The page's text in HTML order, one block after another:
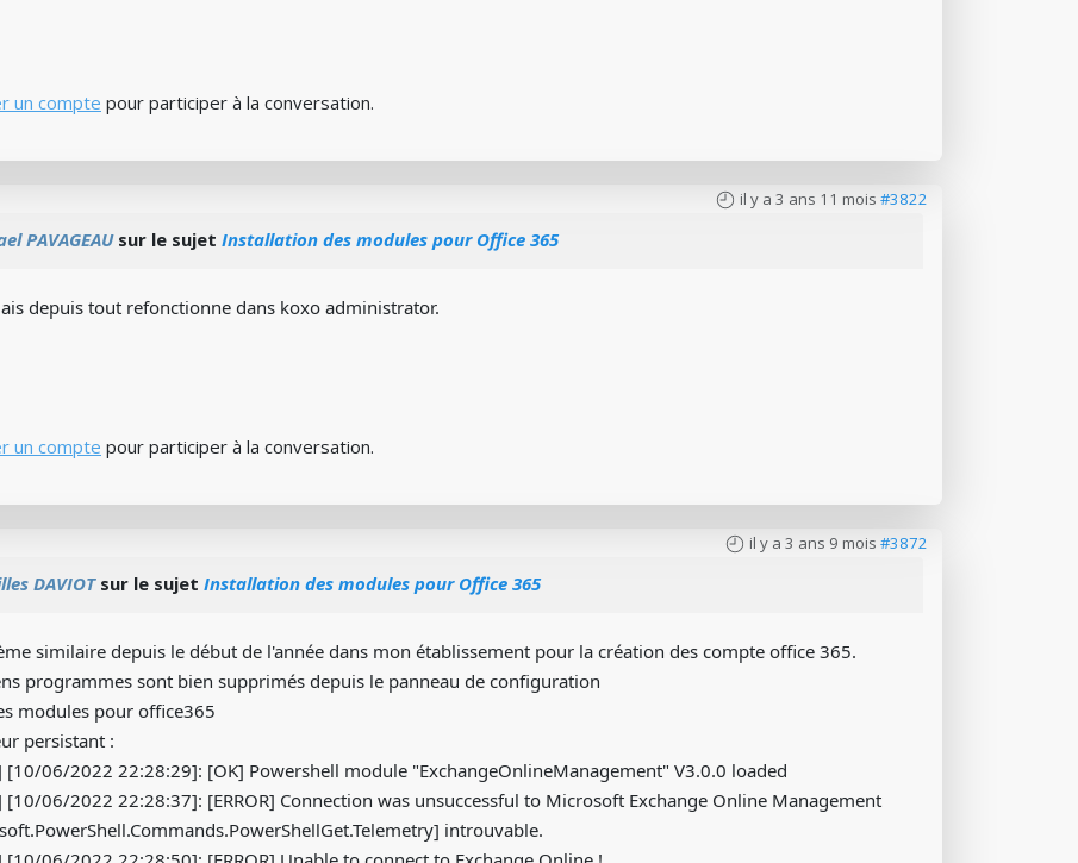
un compte pour participer à la conversation.
il y a 3 ans 11 mois #3822
PAVAGEAUsur le sujet Installation des modules pour Office 365
depuis tout refonctionne dans koxo administrator.
un compte pour participer à la conversation.
il y a 3 ans 9 mois #3872
DAVIOTsur le sujet Installation des modules pour Office 365
similaire depuis le début de l'année dans mon établissement pour la création des compte office 365.
programmes sont bien supprimés depuis le panneau de configuration
modules pour office365
persistant :
[10/06/2022 22:28:29]: [OK] Powershell module "ExchangeOnlineManagement" V3.0.0 loaded
[10/06/2022 22:28:37]: [ERROR] Connection was unsuccessful to Microsoft Exchange Online Management
introuvable.